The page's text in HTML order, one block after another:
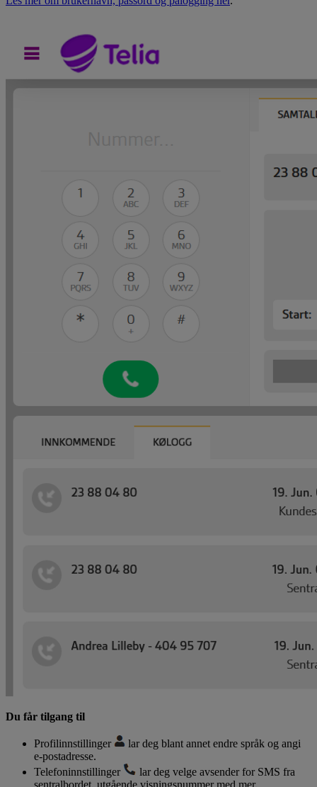
Du får tilgang til
Profilinnstillinger
lar deg blant annet endre språk og angi
e-postadresse.
Telefoninnstillinger
lar deg velge avsender for SMS fra
sentralbordet, utgående visningsnummer med mer.